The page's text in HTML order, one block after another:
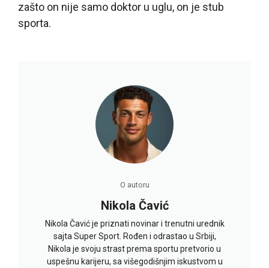
zašto on nije samo doktor u uglu, on je stub
sporta.
O autoru
Nikola Čavić
Nikola Čavić je priznati novinar i trenutni urednik
sajta Super Sport. Rođen i odrastao u Srbiji,
Nikola je svoju strast prema sportu pretvorio u
uspešnu karijeru, sa višegodišnjim iskustvom u